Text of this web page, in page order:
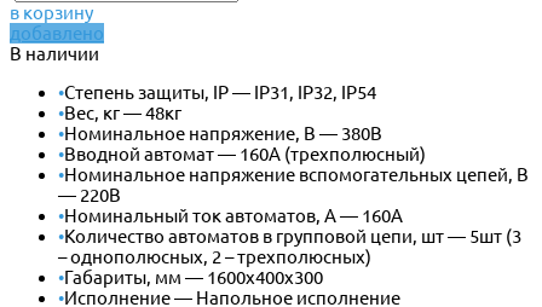
в корзину
добавлено
В наличии
•Степень защиты, IP — IP31, IP32, IP54
•Вес, кг — 48кг
•Номинальное напряжение, В — 380В
•Вводной автомат — 160А (трехполюсный)
•Номинальное напряжение вспомогательных цепей, В
— 220В
•Номинальный ток автоматов, А — 160А
•Количество автоматов в групповой цепи, шт — 5шт (3
– однополюсных, 2 – трехполюсных)
•Габариты, мм — 1600х400х300
•Исполнение — Напольное исполнение